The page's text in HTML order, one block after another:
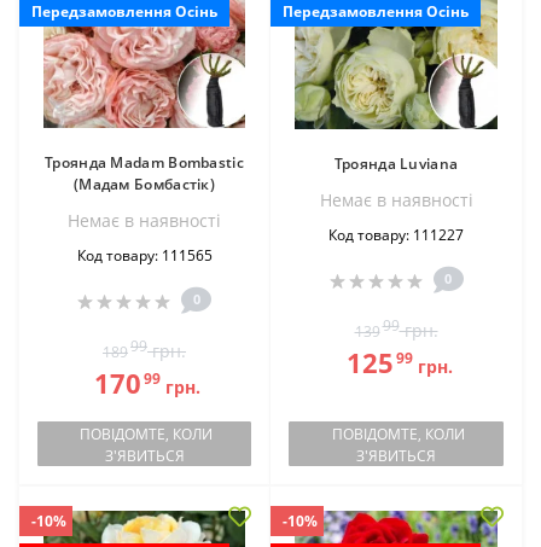
Передзамовлення Осінь
Троянда Madam Bombastic
(Мадам Бомбастік)
Немає в наявностi
Код товару: 111565
0
18999грн.
17099 грн.
ПОВІДОМТЕ, КОЛИ
З'ЯВИТЬСЯ
Передзамовлення Осінь
Троянда Luviana
Немає в наявностi
Код товару: 111227
0
13999грн.
12599грн.
ПОВІДОМТЕ, КОЛИ
З'ЯВИТЬСЯ
-10%
-10%